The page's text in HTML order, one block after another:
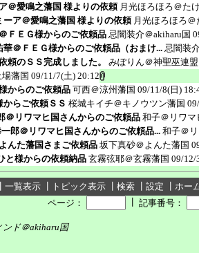
＠愛鳴之藩国 様よりの依頼 月光ほろほろ＠た
ーア＠愛鳴之藩国 様よりの依頼 月光ほろほろ
ＦＥＧ様からのご依頼品 忌闇装介＠akiharu国
華＠ＦＥＧ様からのご依頼品（おまけ... 忌闇装
頼のＳＳ完成しました。
みぽりん＠神聖巫連盟
藩国 09/11/7(土) 20:12
からのご依頼品 可西＠涼州藩国 09/11/8(日)
らご依頼ＳＳ 桜城キイチ＠キノウツン藩国
リワマヒ国さんからのご依頼品 和子＠リワマ
＠リワマヒ国さんからのご依頼品... 和子＠
んた藩国さまご依頼品 坂下真砂＠よんた藩国
様からの依頼納品 玄霧弦耶＠玄霧藩国 09/12/
一覧表示 トピック表示 検索 設定
ホー
ページ：
記事番号：
ド＠akiharu国